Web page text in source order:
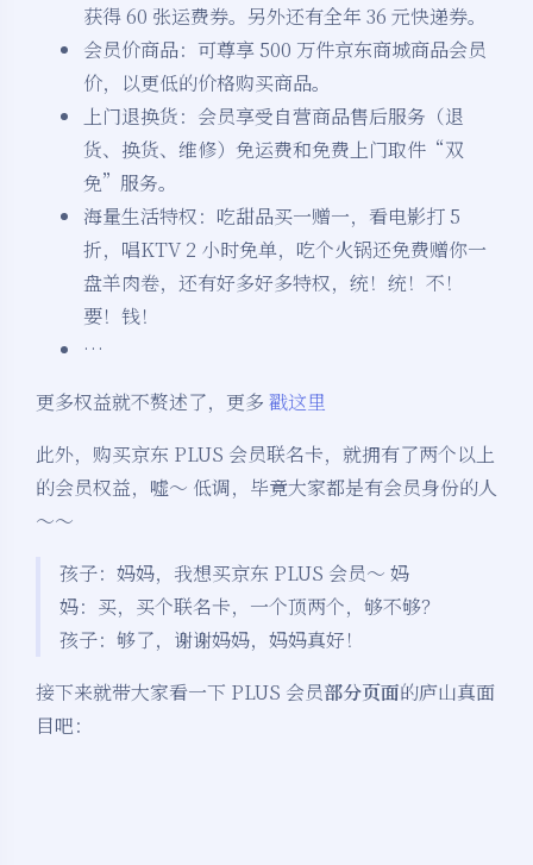
获得 60 张运费券。另外还有全年 36 元快递券。
会员价商品：可尊享 500 万件京东商城商品会员
价，以更低的价格购买商品。
上门退换货：会员享受自营商品售后服务（退
货、换货、维修）免运费和免费上门取件“双
免”服务。
海量生活特权：吃甜品买一赠一，看电影打 5
折，唱KTV 2 小时免单，吃个火锅还免费赠你一
盘羊肉卷，还有好多好多特权，统！统！不！
要！钱！
…
更多权益就不赘述了，更多 戳这里
此外，购买京东 PLUS 会员联名卡，就拥有了两个以上
的会员权益，嘘～ 低调，毕竟大家都是有会员身份的人
～～
孩子：妈妈，我想买京东 PLUS 会员～ 妈
妈：买，买个联名卡，一个顶两个，够不够？
孩子：够了，谢谢妈妈，妈妈真好！
接下来就带大家看一下 PLUS 会员部分页面的庐山真面
目吧：